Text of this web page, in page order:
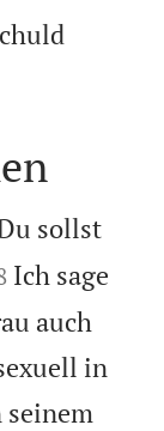
sollst
Ich sage
auch
in